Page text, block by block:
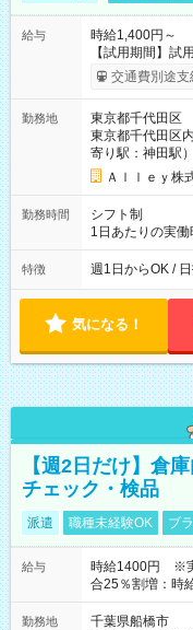
給与
時給1,400円～
【試用期間】試
給与は本採用時
交通費別途支
勤務地
東京都千代田区
東京都千代田区
寄り駅：神田駅）
Ａｌｌｅｙ株
勤務時間
シフト制
1日あたりの実
実働時間：1-5
能！ └平日・土
18:00 など
特徴 週1日からOK /
気になる！
【週2日だけ】倉
チェック・検品
派遣 職種未経験OK ブ
給与
時給1400円 ※実
合25％割増：時
勤務地
千葉県船橋市